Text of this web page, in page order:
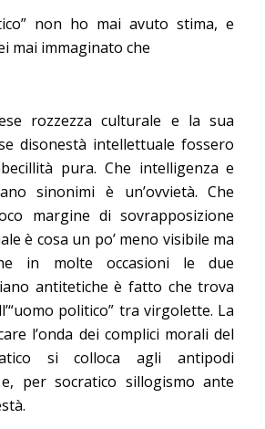
non ho mai avuto stima, e
mai immaginato che
rozzezza culturale e la sua
disonestà intellettuale fossero
pura. Che intelligenza e
sinonimi è un’ovvietà. Che
margine di sovrapposizione
è cosa un po’ meno visibile ma
in molte occasioni le due
antitetiche è fatto che trova
politico” tra virgolette. La
l’onda dei complici morali del
si colloca agli antipodi
e, per socratico sillogismo ante